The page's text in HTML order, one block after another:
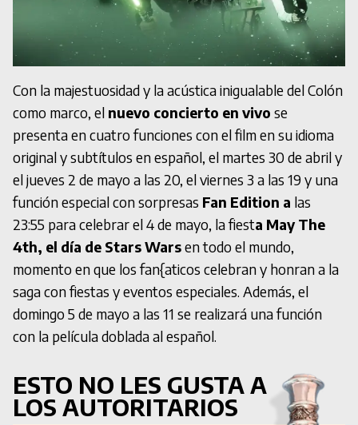
Con la majestuosidad y la acústica inigualable del Colón
como marco, el nuevo concierto en vivo se
presenta en cuatro funciones con el film en su idioma
original y subtítulos en español, el martes 30 de abril y
el jueves 2 de mayo a las 20, el viernes 3 a las 19 y una
función especial con sorpresas Fan Edition a las
23:55 para celebrar el 4 de mayo, la fiesta May The
4th, el día de Stars Warsen todo el mundo,
momento en que los fan{aticos celebran y honran a la
saga con fiestas y eventos especiales. Además, el
domingo 5 de mayo a las 11 se realizará una función
con la película doblada al español.
ESTO NO LES GUSTA A
LOS AUTORITARIOS